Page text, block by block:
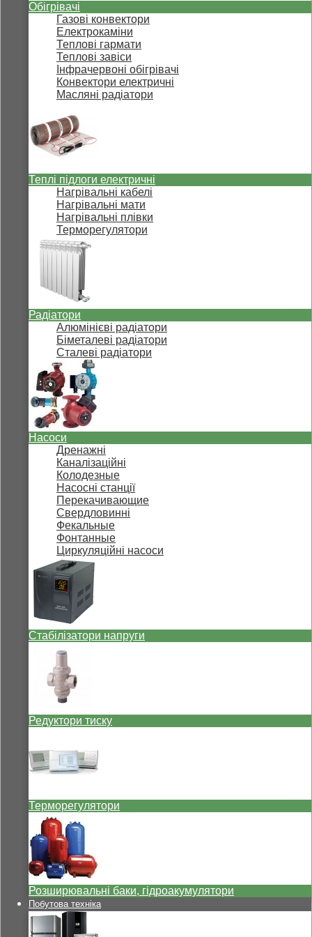
Обігрівачі
Газові конвектори
Електрокаміни
Теплові гармати
Теплові завіси
Інфрачервоні обігрівачі
Конвектори електричні
Масляні радіатори
Теплі підлоги електричні
Нагрівальні кабелі
Нагрівальні мати
Нагрівальні плівки
Терморегулятори
Радіатори
Алюмінієві радіатори
Біметалеві радіатори
Сталеві радіатори
Насоси
Дренажні
Каналізаційні
Колодезные
Насосні станції
Перекачивающие
Свердловинні
Фекальные
Фонтанные
Циркуляційні насоси
Стабілізатори напруги
Редуктори тиску
Терморегулятори
Розширювальні баки, гідроакумулятори
Побутова техніка